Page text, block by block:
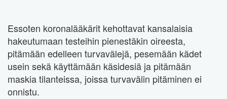
Essoten koronalääkärit kehottavat kansalaisia
hakeutumaan testeihin pienestäkin oireesta,
pitämään edelleen turvavälejä, pesemään kädet
usein sekä käyttämään käsidesiä ja pitämään
maskia tilanteissa, joissa turvavälin pitäminen ei
onnistu.